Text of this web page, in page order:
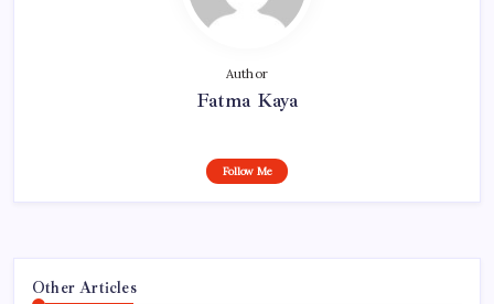
Author
Fatma Kaya
Follow Me
Other Articles